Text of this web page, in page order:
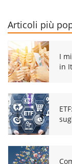
Articoli più
I
in